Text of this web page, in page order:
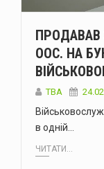
ПРОДАВАВ
ООС. НА
TBA
в одній…
ЧИТАТИ...